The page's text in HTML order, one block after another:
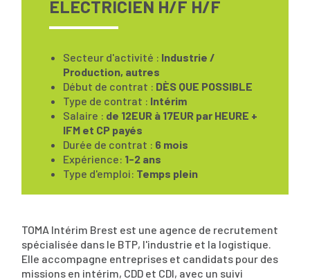
ELECTRICIEN H/F H/F
Secteur d'activité : Industrie /
Production, autres
Début de contrat : DÈS QUE POSSIBLE
Type de contrat : Intérim
Salaire : de 12EUR à 17EUR par HEURE +
IFM et CP payés
Durée de contrat : 6 mois
Expérience: 1-2 ans
Type d'emploi: Temps plein
TOMA Intérim Brest est une agence de recrutement
spécialisée dans le BTP, l'industrie et la logistique.
Elle accompagne entreprises et candidats pour des
missions en intérim, CDD et CDI, avec un suivi